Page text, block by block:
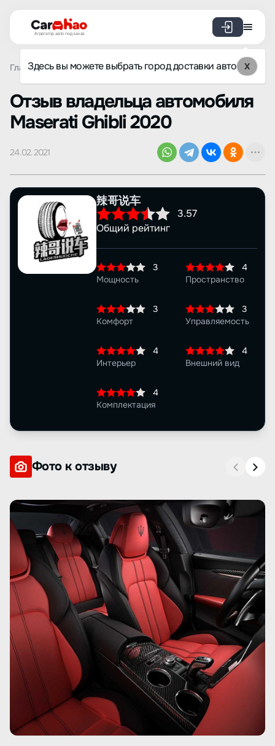
Агрегатор авто под заказ
Здесь вы можете выбрать город доставки авто X
Главная Отзывы Maserati Ghibli Просмотр отзыва
Oтзыв владельца автомобиля
Maserati Ghibli 2020
24.02.2021
辣哥说车
3.57
Общий рейтинг
3
Мощность
4
Пространство
3
Комфорт
3
Управляемость
4
Интерьер
4
Внешний вид
4
Комплектация
Фото к отзыву